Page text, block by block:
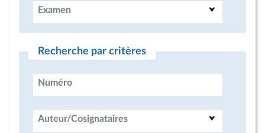
Examen
Recherche par critères
Numéro
Auteur/Cosignataires